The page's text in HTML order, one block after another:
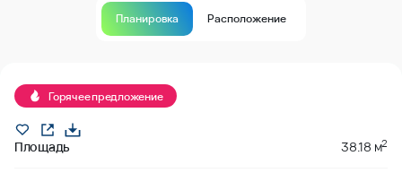
Планировка Расположение
Горячее предложение
Площадь 38.18 м2